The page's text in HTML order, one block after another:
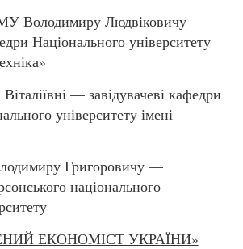
Володимиру Людвіковичу —
Національного університету
— завідувачеві кафедри
університету імені
Григоровичу —
національного
ЕКОНОМІСТ УКРАЇНИ»